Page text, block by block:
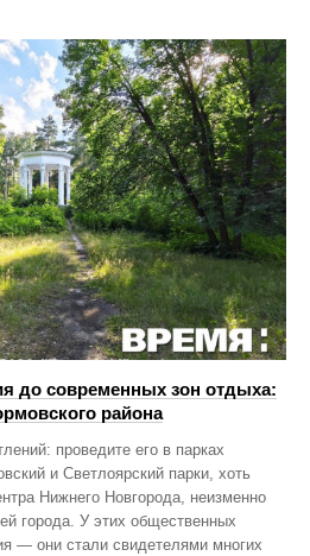
до современных зон отдыха:
района
проведите его в парках
и Светлоярский парки, хоть
Нижнего Новгорода, неизменно
города. У этих общественных
— они стали свидетелями многих